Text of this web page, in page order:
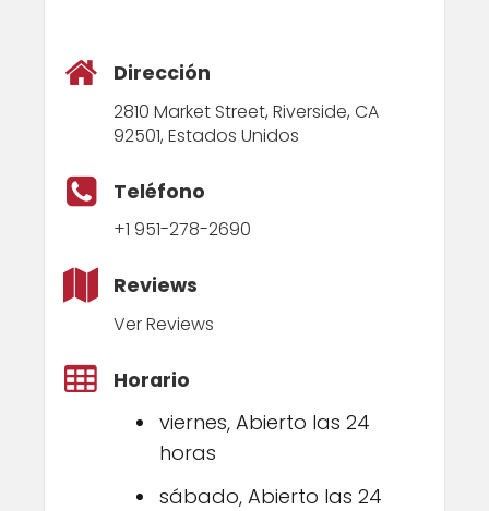
Dirección
2810 Market Street, Riverside, CA
92501, Estados Unidos
Teléfono
+1 951-278-2690
Reviews
Ver Reviews
Horario
viernes, Abierto las 24
horas
sábado, Abierto las 24